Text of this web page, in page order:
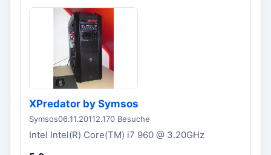
XPredator by Symsos
Symsos06.11.20112.170 Besuche
Intel Intel(R) Core(TM) i7 960 @ 3.20GHz